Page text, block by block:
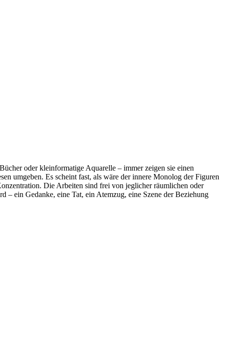
oder kleinformatige Aquarelle – immer zeigen sie einen
umgeben. Es scheint fast, als wäre der innere Monolog der Figuren
Die Arbeiten sind frei von jeglicher räumlichen oder
– ein Gedanke, eine Tat, ein Atemzug, eine Szene der Beziehung